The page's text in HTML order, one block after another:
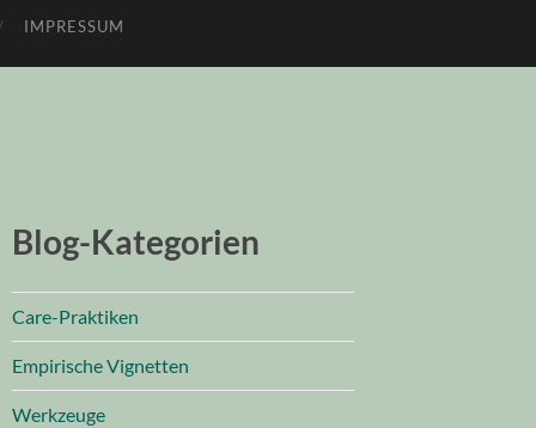
IMPRESSUM
Blog-Kategorien
Care-Praktiken
Empirische Vignetten
Werkzeuge